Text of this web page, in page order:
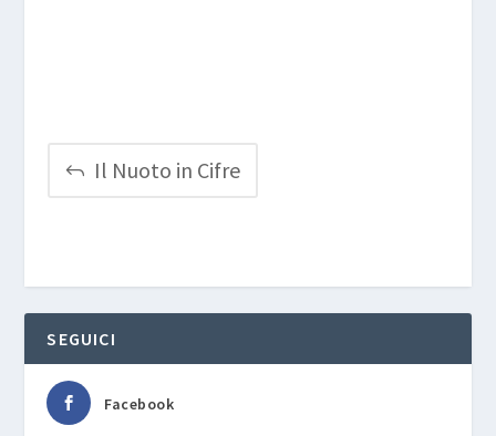
Il Nuoto in Cifre
SEGUICI
Facebook